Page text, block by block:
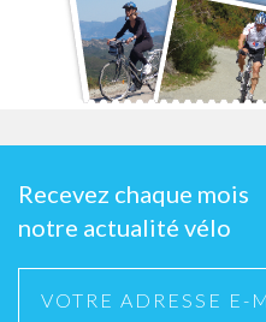
Recevez chaque mois
notre actualité vélo